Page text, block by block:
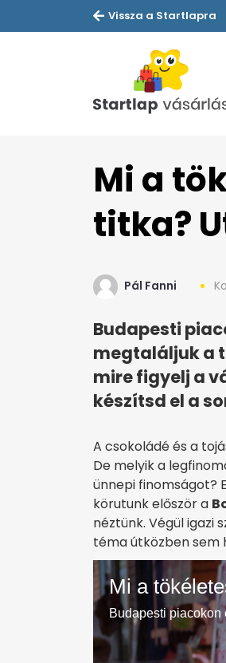
Vissza a Startlapra
Mi a
titka?
Pál Fanni
Budapesti
megtaláljuk a
mire figyelj a
készítsd el a
A csokoládé és a
De melyik a
ünnepi finomságot?
körutunk először a
néztünk. Végül igazi
téma útközben sem